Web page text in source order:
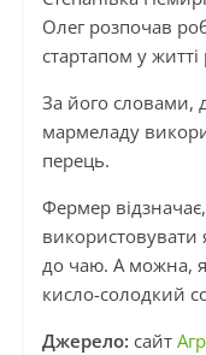
Олег розпочав
стартапом у
За його словами,
мармеладу
перець.
Фермер
до чаю. А можна,
кисло-солодкий
Джерело: сайт